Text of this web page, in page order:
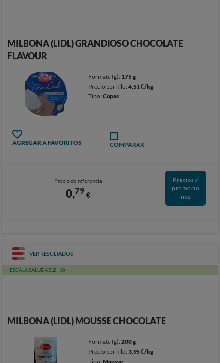
MILBONA (LIDL) GRANDIOSO CHOCOLATE
FLAVOUR
Formato (g): 175 g
Precio por kilo:4,51 €/kg
Tipo:Copas
AGREGAR A FAVORITOS COMPARAR
Precio de referencia
0,79 €
Precios y
promocio
nes
VER RESULTADOS
ESCALA SALUDABLE
MILBONA (LIDL) MOUSSE CHOCOLATE
Formato (g):200 g
Precio por kilo:3,95 €/kg
Tipo:Mousse